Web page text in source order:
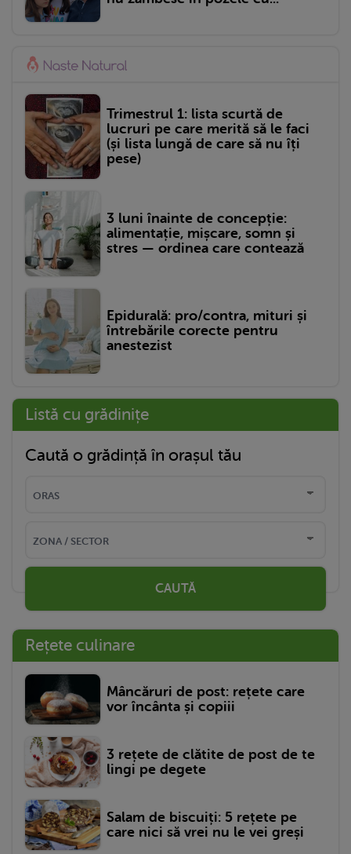
Trimestrul 1: lista scurtă de
lucruri pe care merită să le faci
(și lista lungă de care să nu îți
pese)
3 luni înainte de concepție:
alimentație, mișcare, somn și
stres — ordinea care contează
Epidurală: pro/contra, mituri și
întrebările corecte pentru
anestezist
Listă cu grădinițe
Caută o grădință în orașul tău
CAUTĂ
Rețete culinare
Mâncăruri de post: rețete care
vor încânta și copiii
3 rețete de clătite de post de te
lingi pe degete
Salam de biscuiți: 5 rețete pe
care nici să vrei nu le vei greși